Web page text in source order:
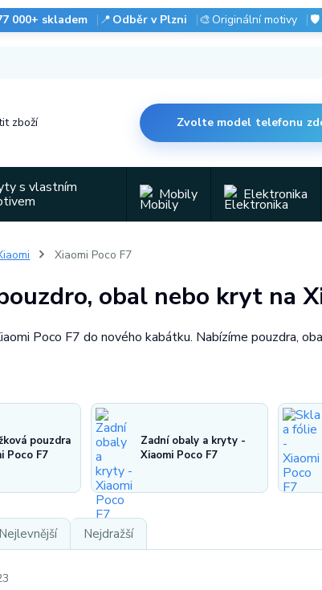
000+ skladem 📍 Odběr v Plzni 🎨Originální motivy 🛡️
zboží Zvolte model telefonu
s vlastním
Mobily Elektronika
Xiaomi Poco F7
obal nebo kryt na
Poco F7 do nového kabátku. Nabízíme pouzdra,
pouzdra
Poco F7
Zadní obaly a kryty -
Xiaomi Poco F7
Nejlevnější Nejdražší